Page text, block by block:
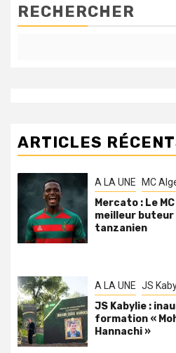
RECHERCHER
ARTICLES
A LA UNE MC
Mercato : Le
meilleur buteur
tanzanien
A LA UNE JS
JS Kabylie :
formation «
Hannachi »